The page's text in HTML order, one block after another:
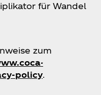
für Wandel
zum
policy